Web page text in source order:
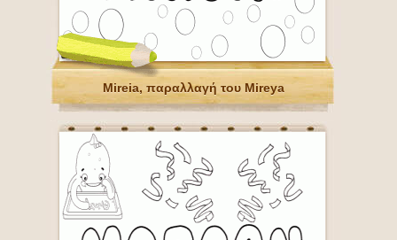
Mireia, παραλλαγή του Mireya